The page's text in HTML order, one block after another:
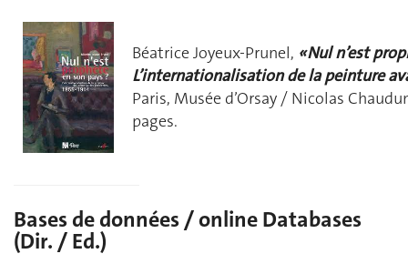
Béatrice Joyeux-Prunel, « Nul n’est
L’internationalisation de la peinture
Paris, Musée d’Orsay / Nicolas
pages.
Bases de données / online Databases
(Dir. / Ed.)